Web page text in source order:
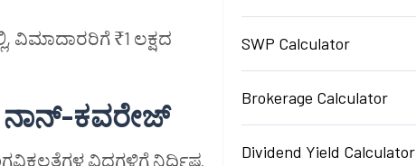
ವಿಮಾದಾರರಿಗೆ ₹1 ಲಕ್ಷದ
ನಾನ್-ಕವರೇಜ್
ವಿಧಗಳಿಗೆ ನಿರ್ದಿಷ್ಟ
SWP Calculator
Brokerage Calculator
Dividend Yield Calculator